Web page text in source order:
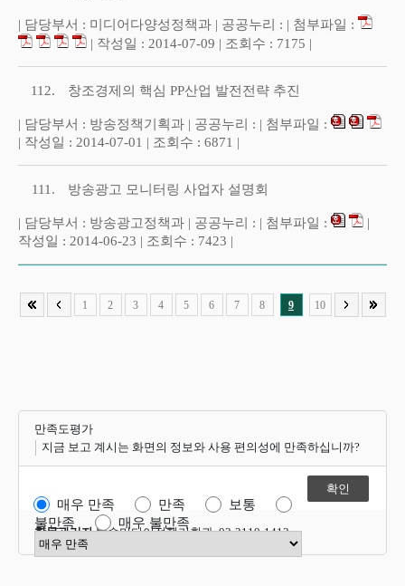
| 담당부서 : 미디어다양성정책과 | 공공누리 : | 첨부파일 :
| 작성일 : 2014-07-09 | 조회수 : 7175 |
112. 창조경제의 핵심 PP산업 발전전략 추진
| 담당부서 : 방송정책기획과 | 공공누리 : | 첨부파일 :
| 작성일 : 2014-07-01 | 조회수 : 6871 |
111. 방송광고 모니터링 사업자 설명회
| 담당부서 : 방송광고정책과 | 공공누리 : | 첨부파일 :
|
작성일 : 2014-06-23 | 조회수 : 7423 |
1 2 3 4 5 6 7 8 9 10
만족도평가
지금 보고 계시는 화면의 정보와 사용 편의성에 만족하십니까?
매우 만족 만족
보통
불만족
매우 불만족
만족도 점수 선택
항목관리자방송미디어정책기획과 02-2110-1412